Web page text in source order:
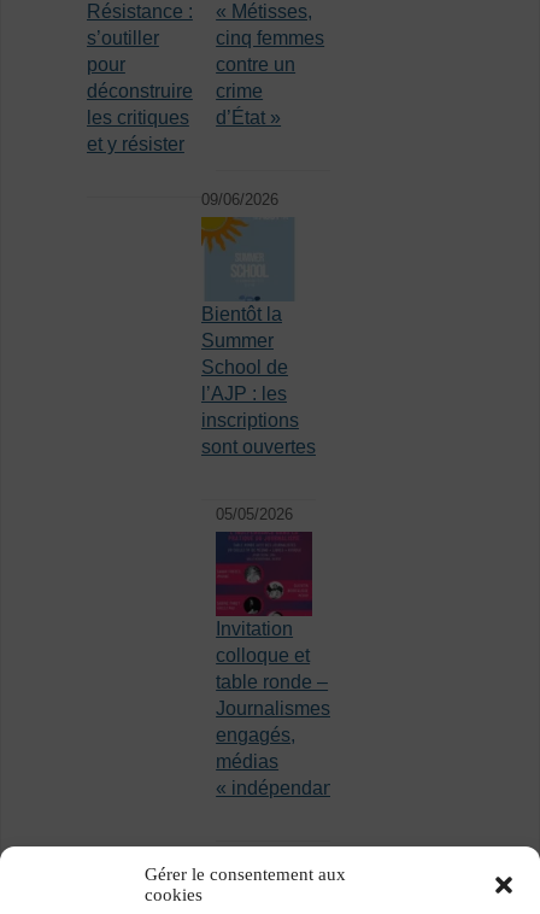
Gérer le consentement aux
cookies
Résistance :
s’outiller
pour
déconstruire
les critiques
et y résister
« Métisses,
cinq femmes
contre un
crime
d’État »
09/06/2026
Bientôt la
Summer
School de
l’AJP : les
inscriptions
sont ouvertes
05/05/2026
Invitation
colloque et
table ronde –
Journalismes
engagés,
médias
« indépendants »